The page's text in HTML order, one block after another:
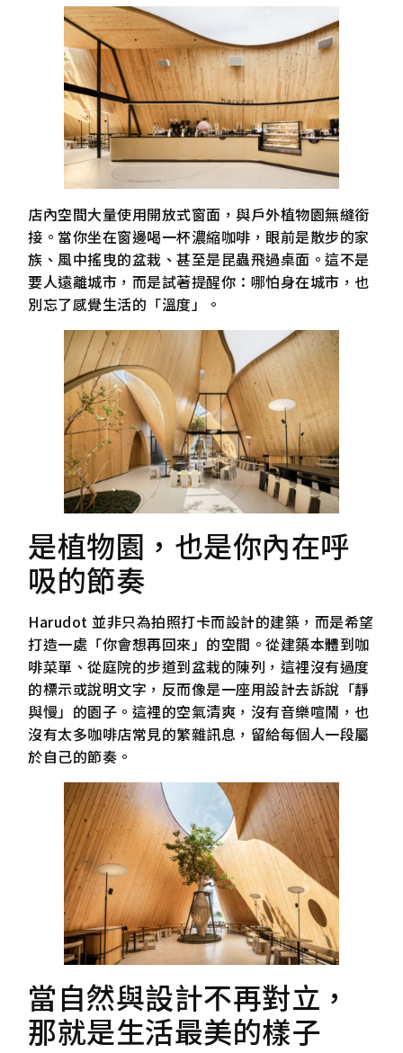
店內空間大量使用開放式窗面，與戶外植物園無縫銜
接。當你坐在窗邊喝一杯濃縮咖啡，眼前是散步的家
族、風中搖曳的盆栽、甚至是昆蟲飛過桌面。這不是
要人遠離城市，而是試著提醒你：哪怕身在城市，也
別忘了感覺生活的「溫度」。
是植物園，也是你內在呼
吸的節奏
Harudot 並非只為拍照打卡而設計的建築，而是希望
打造一處「你會想再回來」的空間。從建築本體到咖
啡菜單、從庭院的步道到盆栽的陳列，這裡沒有過度
的標示或說明文字，反而像是一座用設計去訴說「靜
與慢」的園子。這裡的空氣清爽，沒有音樂喧鬧，也
沒有太多咖啡店常見的繁雜訊息，留給每個人一段屬
於自己的節奏。
當自然與設計不再對立，
那就是生活最美的樣子